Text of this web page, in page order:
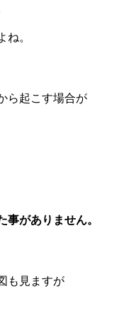
ね。
ら起こす場合が
がありません。
も見ますが